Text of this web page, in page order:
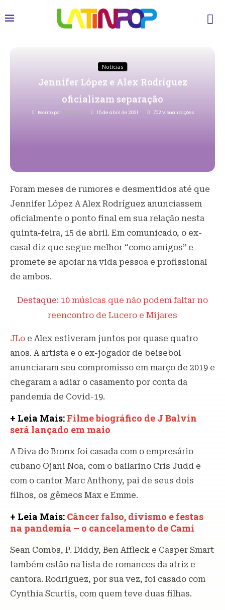
Notícias
Jennifer López e Alex Rodríguez
oficializam separação
Escrito por Redacao 15 de abril de 2021 702 Visualizações
Foram meses de rumores e desmentidos até que
Jennifer López A Alex Rodríguez anunciassem
oficialmente o ponto final em sua relação nesta
quinta-feira, 15 de abril. Em comunicado, o ex-
casal diz que segue melhor “como amigos” e
promete se apoiar na vida pessoa e profissional
de ambos.
Destaque: 10 músicas que não podem faltar no
reencontro de Lucero e Mijares
JLo e Alex estiveram juntos por quase quatro
anos. A artista e o ex-jogador de beisebol
anunciaram seu compromisso em março de 2019 e
chegaram a adiar o casamento por conta da
pandemia de Covid-19.
+ Leia Mais: Filme biográfico de J Balvin
será lançado em maio
A Diva do Bronx foi casada com o empresário
cubano Ojani Noa, com o bailarino Cris Judd e
com o cantor Marc Anthony, pai de seus dois
filhos, os gêmeos Max e Emme.
+ Leia Mais: Câncer falso, divismo e festas
na pandemia – o cancelamento de Cami
Sean Combs, P. Diddy, Ben Affleck e Casper Smart
também estão na lista de romances da atriz e
cantora. Rodriguez, por sua vez, foi casado com
Cynthia Scurtis, com quem teve duas filhas.